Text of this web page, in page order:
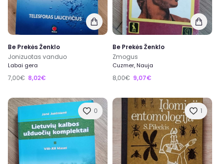
Be Prekės Ženklo
Jonizuotas vanduo
Labai gera
7,00€ 8,02€
Be Prekės Ženklo
Zmogus
Cuzmer, Nauja
8,00€ 9,07€
0 1